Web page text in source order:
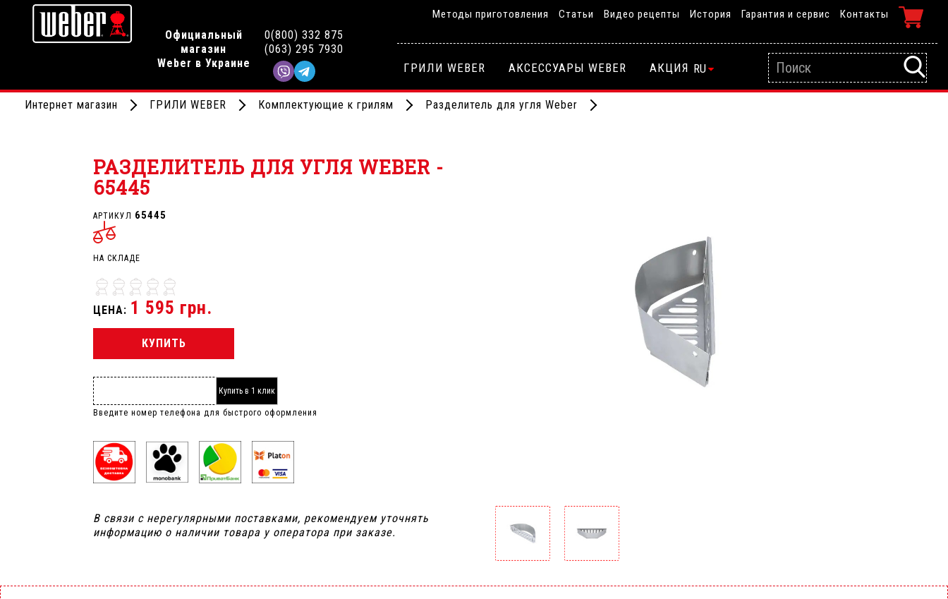
Официальный
магазин
Weber в Украине
0(800) 332 875
(063) 295 7930
Методы приготовления Статьи Видео рецепты История Гарантия и сервис Контакты
RU
ГРИЛИ WEBER АКСЕССУАРЫ WEBER АКЦИЯ
Интернет магазин ГРИЛИ WEBER Комплектующие к грилям Разделитель для угля Weber
РАЗДЕЛИТЕЛЬ ДЛЯ УГЛЯ WEBER -
65445
АРТИКУЛ 65445
НА СКЛАДЕ
ЦЕНА: 1 595 грн.
КУПИТЬ
Купить в 1 клик
Введите номер телефона для быстрого оформления
В связи с нерегулярными поставками, рекомендуем уточнять
информацию о наличии товара у оператора при заказе.